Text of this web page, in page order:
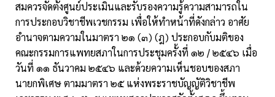
สมควรจัดตั้งศูนย์ประเมินและรับรองความรู้ความสามารถใน
การประกอบวิชาชีพเวชกรรม เพื่อให้ทำหน้าที่ดังกล่าว อาศัย
อำนาจตามความในมาตรา ๒๑ (๓) (ฎ) ประกอบกับมติของ
คณะกรรมการแพทยสภาในการประชุมครั้งที่ ๑๒ / ๒๕๔๖ เมื่อ
วันที่ ๑๑ ธันวาคม ๒๕๔๖ และด้วยความเห็นชอบของสภา
นายกพิเศษ ตามมาตรา ๒๕ แห่งพระราชบัญญัติวิชาชีพ